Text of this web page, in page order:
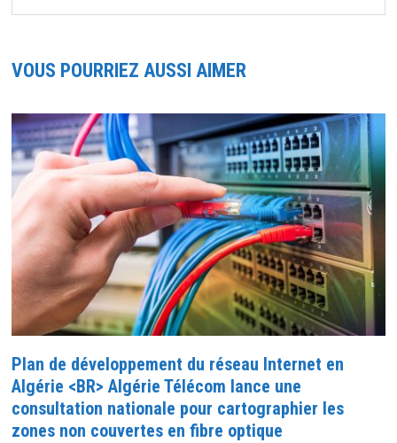
VOUS POURRIEZ AUSSI AIMER
Plan de développement du réseau Internet en
Algérie <BR> Algérie Télécom lance une
consultation nationale pour cartographier les
zones non couvertes en fibre optique